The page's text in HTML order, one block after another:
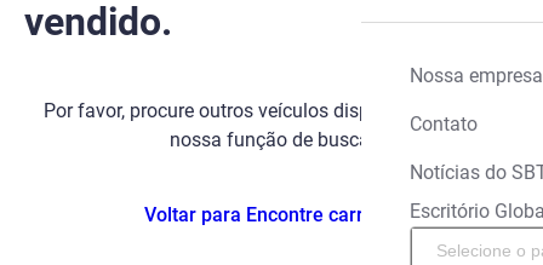
Nossa empresa
Contato
Notícias do
Escritório
vendido.
Por favor, procure outros veículos disponíveis usando
nossa função de busca.
Voltar para Encontre carros